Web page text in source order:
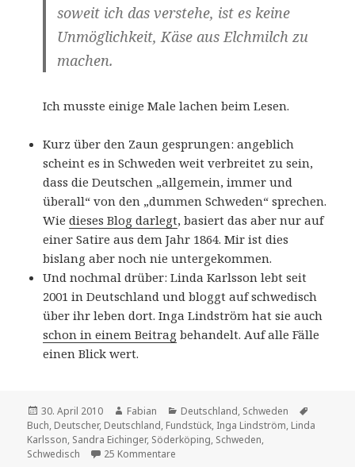
soweit ich das verstehe, ist es keine
Unmöglichkeit, Käse aus Elchmilch zu
machen.
Ich musste einige Male lachen beim Lesen.
Kurz über den Zaun gesprungen: angeblich
scheint es in Schweden weit verbreitet zu sein,
dass die Deutschen „allgemein, immer und
überall“ von den „dummen Schweden“ sprechen.
Wiedieses Blog darlegt, basiert das aber nur auf
einer Satire aus dem Jahr 1864. Mir ist dies
bislang aber noch nie untergekommen.
Und nochmal drüber: Linda Karlsson lebt seit
2001 in Deutschland und bloggt auf schwedisch
über ihr leben dort. Inga Lindström hat sie auch
schon in einem Beitrag behandelt. Auf alle Fälle
einen Blick wert.
Veröffentlicht
am
30. April 2010 Autor
Fabian Kategorien
Deutschland, Schweden
Buch, Deutscher, Deutschland, Fundstück, Inga Lindström, Linda
Karlsson, Sandra Eichinger, Söderköping, Schweden,
Schwedisch
25 Kommentare